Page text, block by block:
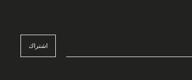
اشتراك